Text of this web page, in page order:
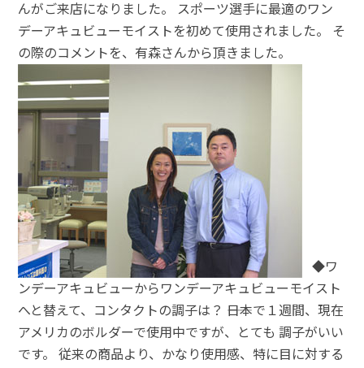
んがご来店になりました。 スポーツ選手に最適のワン
デーアキュビューモイストを初めて使用されました。 そ
の際のコメントを、有森さんから頂きました。
◆ワ
ンデーアキュビューからワンデーアキュビューモイスト
へと替えて、コンタクトの調子は？ ――日本で１週間、現在
アメリカのボルダーで使用中ですが、とても 調子がいい
です。 従来の商品より、かなり使用感、特に目に対する